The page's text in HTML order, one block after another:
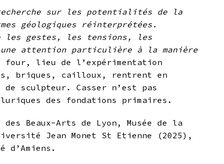
sur les potentialités de la
géologiques réinterprétées.
les gestes, les tensions, les
attention particulière à la manière
four, lieu de l’expérimentation
briques, cailloux, rentrent en
sculpteur. Casser n’est pas
des fondations primaires.
Beaux-Arts de Lyon, Musée de la
Jean Monet St Etienne (2025),
d’Amiens.